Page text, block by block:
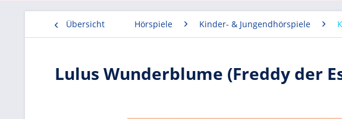
Übersicht Hörspiele Kinder- & Jungendhörspiele
Lulus Wunderblume (Freddy der